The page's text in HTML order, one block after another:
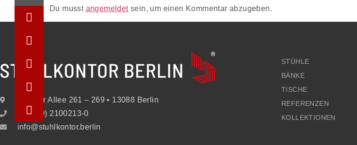
Du musst angemeldetsein, um einen Kommentar abzugeben.
Berliner Allee 261 – 269 • 13088 Berlin
+49 (30) 2100213-0
info@stuhlkontor.berlin
STÜHLE
BÄNKE
TISCHE
REFERENZEN
KOLLEKTIONEN